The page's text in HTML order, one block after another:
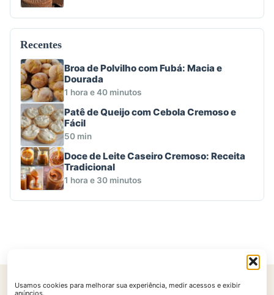
Usamos cookies para melhorar sua experiência, medir acessos e exibir
anúncios.
Recentes
Broa de Polvilho com Fubá: Macia e
Dourada
1 hora e 40 minutos
Patê de Queijo com Cebola Cremoso e
Fácil
50 min
Doce de Leite Caseiro Cremoso: Receita
Tradicional
1 hora e 30 minutos
Início Contato Política de Privacidade